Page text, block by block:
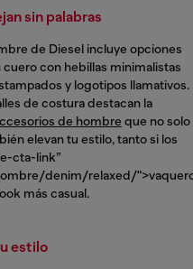
sin palabras
de Diesel incluye opciones
con hebillas minimalistas
y logotipos llamativos.
de costura destacan la
de hombre que no solo
elevan tu estilo, tanto si los
cta-link”
denim/relaxed/
más casual.
estilo